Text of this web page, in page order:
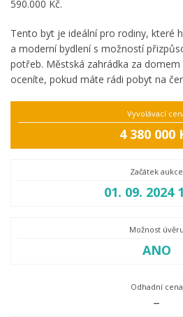
590.000 Kč.
Tento byt je ideální pro rodiny, které
a moderní bydlení s možností
potřeb. Městská zahrádka za
oceníte, pokud máte rádi pobyt na
Vyvolávací
4 380 000
Začátek aukce
01. 09. 2024
Možnost úvěru
ANO
Odhadní cena
–